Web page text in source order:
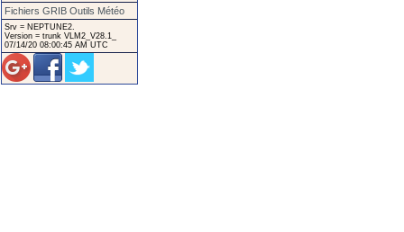
Fichiers GRIB Outils Météo
Srv = NEPTUNE2.
Version = trunk VLM2_V28.1_
07/14/20 08:00:45 AM UTC